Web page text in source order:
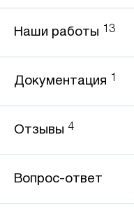
Наши работы 13
Документация
Отзывы 4
Вопрос-ответ